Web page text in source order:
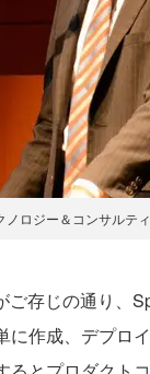
ノロジー＆コンサルテ
存じの通り、
に作成、デプロ